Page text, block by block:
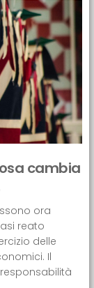
cambia
ora
reato
delle
Il